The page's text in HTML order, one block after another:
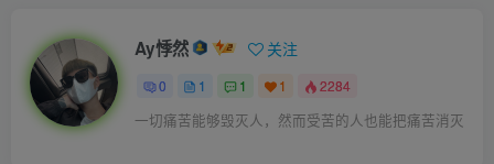
Ay悸然 关注
0 1 1 1 2284
一切痛苦能够毁灭人，然而受苦的人也能把痛苦消灭